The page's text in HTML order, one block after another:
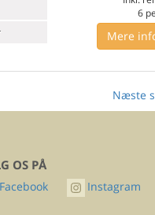
6
Mere
Næste
OS PÅ
Facebook Instagram